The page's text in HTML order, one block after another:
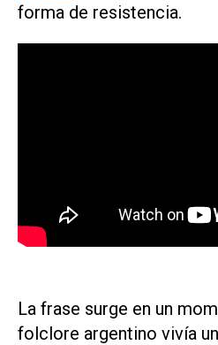
forma de resistencia.
La frase surge en un
folclore argentino vivía